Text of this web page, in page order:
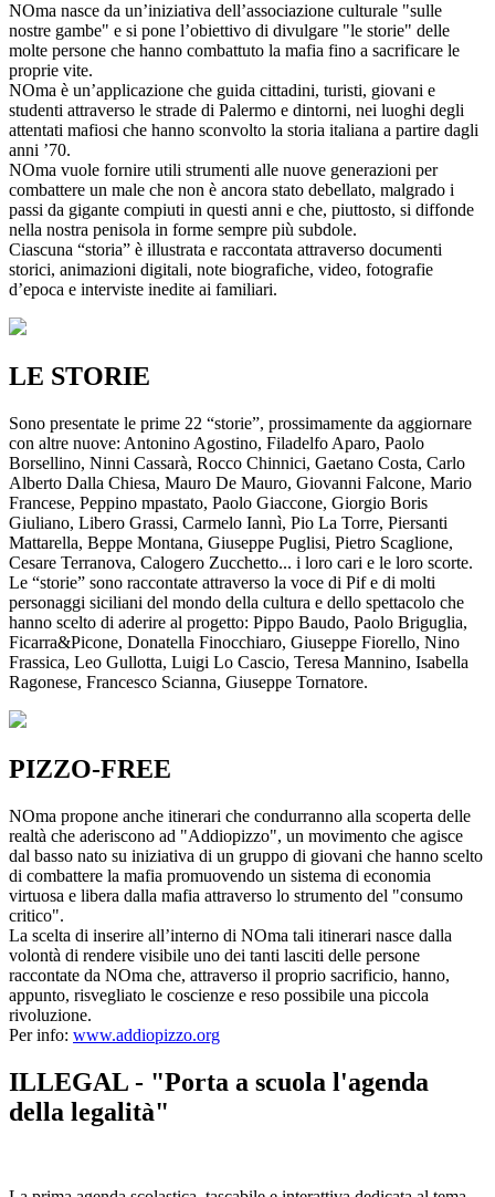
NOma nasce da un’iniziativa dell’associazione culturale "sulle
nostre gambe" e si pone l’obiettivo di divulgare "le storie" delle
molte persone che hanno combattuto la mafia fino a sacrificare le
proprie vite.
NOma è un’applicazione che guida cittadini, turisti, giovani e
studenti attraverso le strade di Palermo e dintorni, nei luoghi degli
attentati mafiosi che hanno sconvolto la storia italiana a partire dagli
anni ’70.
NOma vuole fornire utili strumenti alle nuove generazioni per
combattere un male che non è ancora stato debellato, malgrado i
passi da gigante compiuti in questi anni e che, piuttosto, si diffonde
nella nostra penisola in forme sempre più subdole.
Ciascuna “storia” è illustrata e raccontata attraverso documenti
storici, animazioni digitali, note biografiche, video, fotografie
d’epoca e interviste inedite ai familiari.
LE STORIE
Sono presentate le prime 22 “storie”, prossimamente da aggiornare
con altre nuove: Antonino Agostino, Filadelfo Aparo, Paolo
Borsellino, Ninni Cassarà, Rocco Chinnici, Gaetano Costa, Carlo
Alberto Dalla Chiesa, Mauro De Mauro, Giovanni Falcone, Mario
Francese, Peppino mpastato, Paolo Giaccone, Giorgio Boris
Giuliano, Libero Grassi, Carmelo Iannì, Pio La Torre, Piersanti
Mattarella, Beppe Montana, Giuseppe Puglisi, Pietro Scaglione,
Cesare Terranova, Calogero Zucchetto... i loro cari e le loro scorte.
Le “storie” sono raccontate attraverso la voce di Pif e di molti
personaggi siciliani del mondo della cultura e dello spettacolo che
hanno scelto di aderire al progetto: Pippo Baudo, Paolo Briguglia,
Ficarra&Picone, Donatella Finocchiaro, Giuseppe Fiorello, Nino
Frassica, Leo Gullotta, Luigi Lo Cascio, Teresa Mannino, Isabella
Ragonese, Francesco Scianna, Giuseppe Tornatore.
PIZZO-FREE
NOma propone anche itinerari che condurranno alla scoperta delle
realtà che aderiscono ad "Addiopizzo", un movimento che agisce
dal basso nato su iniziativa di un gruppo di giovani che hanno scelto
di combattere la mafia promuovendo un sistema di economia
virtuosa e libera dalla mafia attraverso lo strumento del "consumo
critico".
La scelta di inserire all’interno di NOma tali itinerari nasce dalla
volontà di rendere visibile uno dei tanti lasciti delle persone
raccontate da NOma che, attraverso il proprio sacrificio, hanno,
appunto, risvegliato le coscienze e reso possibile una piccola
rivoluzione.
Per info: www.addiopizzo.org
ILLEGAL - "Porta a scuola l'agenda
della legalità"